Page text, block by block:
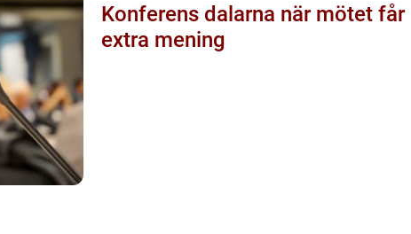
Konferens dalarna när mötet får
extra mening